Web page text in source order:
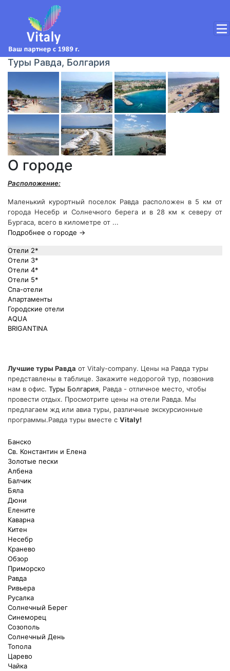
Банско
Св. Константин и Елена
Золотые пески
Албена
Балчик
Бяла
Дюни
Елените
Каварна
Китен
Несебр
Кранево
Обзор
Приморско
Равда
Ривьера
Русалка
Солнечный Берег
Синеморец
Созополь
Солнечный День
Топола
Царево
Чайка
Туры Равда, Болгария
О городе
Расположение:
Маленький курортный поселок Равда расположен в 5 км от
города Несебр и Солнечного берега и в 28 км к северу от
Бургаса, всего в километре от ...
Подробнее о городе →
Отели 2*
Отели 3*
Отели 4*
Отели 5*
Спа-отели
Апартаменты
Городские отели
AQUA
BRIGANTINA
Лучшие туры Равда от Vitaly-company. Цены на Равда туры
представлены в таблице. Закажите недорогой тур, позвонив
нам в офис. Туры Болгария, Равда - отличное место, чтобы
провести отдых. Просмотрите цены на отели Равда. Мы
предлагаем жд или авиа туры, различные экскурсионные
программы.Равда туры вместе с Vitaly!